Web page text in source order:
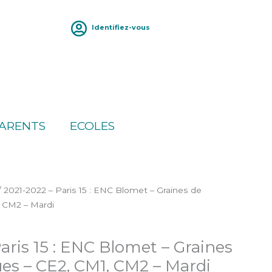
Identifiez-vous
ECOLES
2022 – Paris 15 : ENC Blomet – Graines de
– Mardi
15 : ENC Blomet – Graines
– CE2, CM1, CM2 – Mardi